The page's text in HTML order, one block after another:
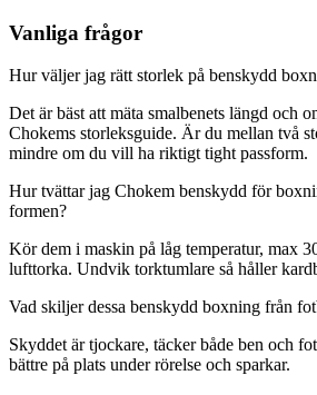
Vanliga frågor
Hur väljer jag rätt storlek på benskydd
Det är bäst att mäta smalbenets längd och
Chokems storleksguide. Är du mellan två
mindre om du vill ha riktigt tight passform.
Hur tvättar jag Chokem benskydd för
formen?
Kör dem i maskin på låg temperatur, max
lufttorka. Undvik torktumlare så håller
Vad skiljer dessa benskydd boxning från
Skyddet är tjockare, täcker både ben och
bättre på plats under rörelse och sparkar.